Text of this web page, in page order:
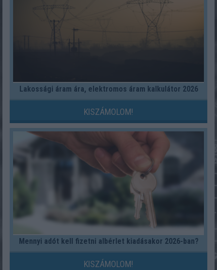
Lakossági áram ára, elektromos áram kalkulátor 2026
KISZÁMOLOM!
Mennyi adót kell fizetni albérlet kiadásakor 2026-ban?
KISZÁMOLOM!